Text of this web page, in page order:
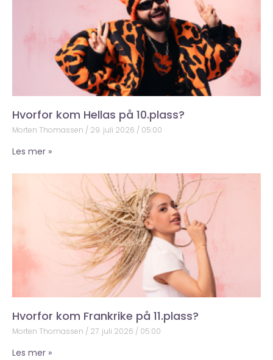
Hvorfor kom Hellas på 10.plass?
Morten Thomassen 29. juli 2026 05:00
Les mer »
Hvorfor kom Frankrike på 11.plass?
Morten Thomassen 27. juli 2026 05:00
Les mer »